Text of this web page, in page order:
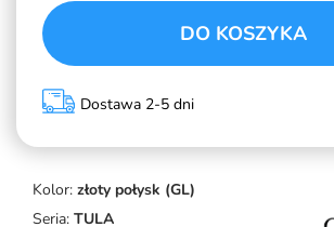
Kolor: złoty połysk (GL)
Seria: TULA
DO KOSZYKA
Dostawa 2-5 dni